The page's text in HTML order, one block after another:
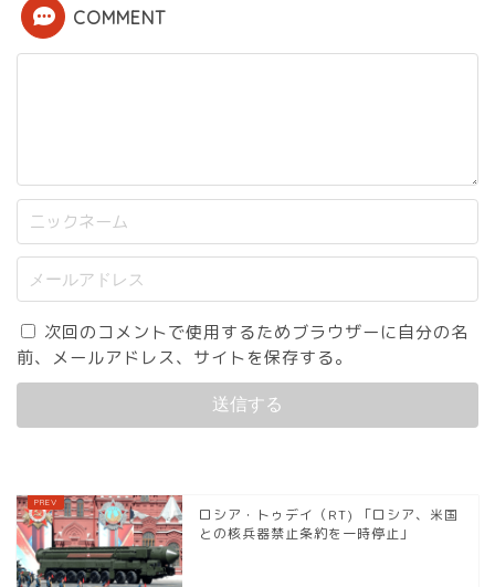
COMMENT
次回のコメントで使用するためブラウザーに自分の名
前、メールアドレス、サイトを保存する。
ロシア・トゥデイ（RT) 「ロシア、米国
との核兵器禁止条約を一時停止」